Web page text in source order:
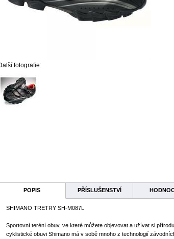
fotografie:
POPIS PŘÍSLUŠENSTVÍ
SHIMANO TRETRY SH-M087L
Sportovní teréní obuv, ve které můžete objevovat a užívat si
cyklistické obuvi Shimano má v sobě mnoho z technologií